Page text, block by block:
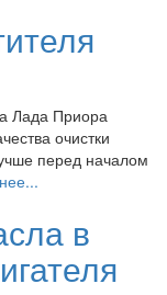
Лада Приора
очистки
перед началом
в